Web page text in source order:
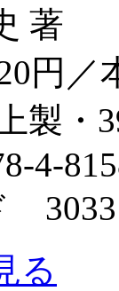
著
円／
製・
4-
3033
る